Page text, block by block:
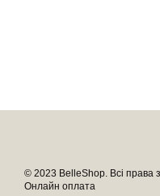
© 2023 BelleShop. Всі права
Онлайн оплата